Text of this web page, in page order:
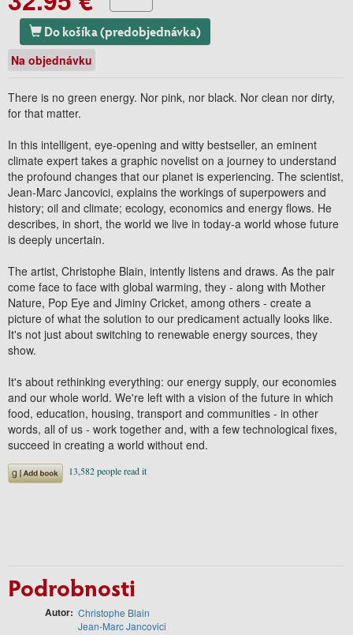
Do košíka (predobjednávka)
Na objednávku
There is no green energy. Nor pink, nor black. Nor clean nor dirty,
for that matter.
In this intelligent, eye-opening and witty bestseller, an eminent
climate expert takes a graphic novelist on a journey to understand
the profound changes that our planet is experiencing. The scientist,
Jean-Marc Jancovici, explains the workings of superpowers and
history; oil and climate; ecology, economics and energy flows. He
describes, in short, the world we live in today-a world whose future
is deeply uncertain.
The artist, Christophe Blain, intently listens and draws. As the pair
come face to face with global warming, they - along with Mother
Nature, Pop Eye and Jiminy Cricket, among others - create a
picture of what the solution to our predicament actually looks like.
It's not just about switching to renewable energy sources, they
show.
It's about rethinking everything: our energy supply, our economies
and our whole world. We're left with a vision of the future in which
food, education, housing, transport and communities - in other
words, all of us - work together and, with a few technological fixes,
succeed in creating a world without end.
Podrobnosti
Autor Christophe Blain
Jean-Marc Jancovici